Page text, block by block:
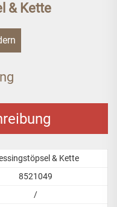
& Kette
& Kette
8521049
/